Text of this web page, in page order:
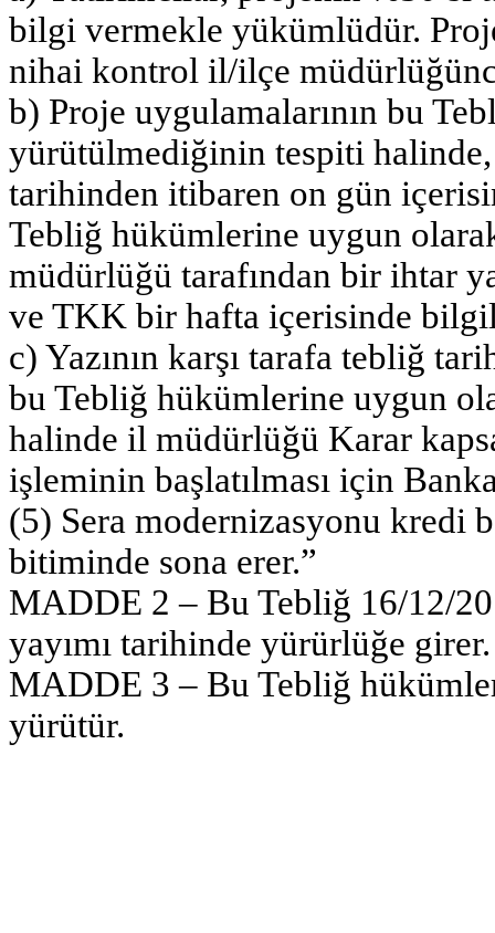
bilgi vermekle yükümlüdür.
nihai kontrol il/ilçe
b) Proje uygulamalarının bu
yürütülmediğinin tespiti
tarihinden itibaren on gün
Tebliğ hükümlerine uygun
müdürlüğü tarafından bir ihtar
ve TKK bir hafta içerisinde
c) Yazının karşı tarafa tebliğ
bu Tebliğ hükümlerine uygun
halinde il müdürlüğü Karar
işleminin başlatılması için
(5) Sera modernizasyonu kredi
bitiminde sona erer.”
MADDE 2 – Bu Tebliğ 16/12/
yayımı tarihinde yürürlüğe girer.
MADDE 3 – Bu Tebliğ
yürütür.